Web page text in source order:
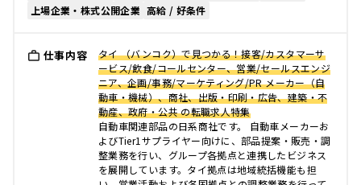
上場企業・株式公開企業 高給 / 好条件
仕事内容
タイ （バンコク）で見つかる！接客/カスタマーサ
ービス/飲食/コールセンター、営業/セールスエンジ
ニア、企画/事務/マーケティング/PR メーカー（自
動車・機械）、商社、出版・印刷・広告、建築・不
動産、政府・公共 の転職求人特集
自動車関連部品の日系商社です。 自動車メーカーお
よびTier1サプライヤー向けに、部品提案・販売・調
整業務を行い、グループ各拠点と連携したビジネス
を展開しています。タイ拠点は地域統括機能も担